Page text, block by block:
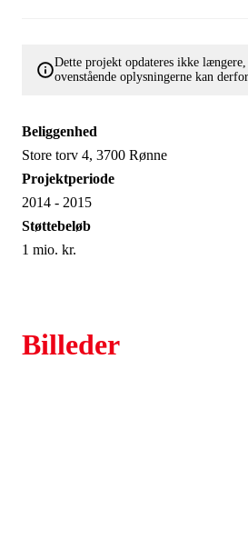
Dette projekt opdateres ikke
ovenstående oplysningerne kan
Beliggenhed
Store torv 4, 3700 Rønne
Projektperiode
2014 - 2015
Støttebeløb
1 mio. kr.
Billeder